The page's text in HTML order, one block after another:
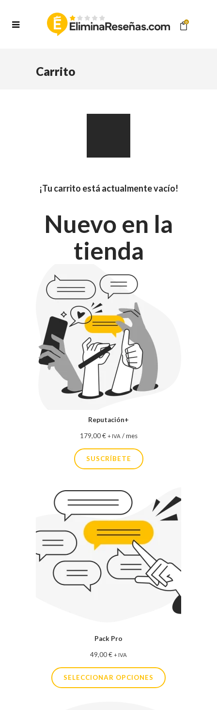
0
Carrito
¡Tu carrito está actualmente vacío!
Nuevo en la
tienda
Reputación+
179,00€ + IVA / mes
SUSCRÍBETE
Pack Pro
49,00€ + IVA
SELECCIONAR OPCIONES